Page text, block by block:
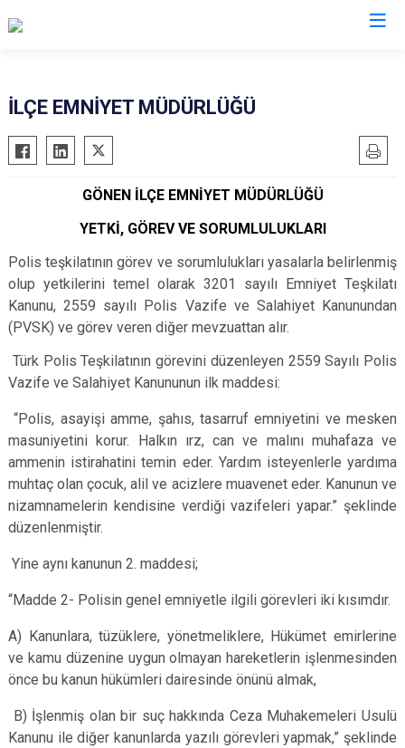
Ayvalık
Balya
Burhaniye
Dursunbey
Edremit
Erdek
Gömeç
Kepsut
Manyas
Marmara
Savaştepe
Sındırgı
Karesi
İLÇE EMNİYET MÜDÜRLÜĞÜ
GÖNEN İLÇE EMNİYET MÜDÜRLÜĞÜ
YETKİ, GÖREV VE SORUMLULUKLARI
Polis teşkilatının görev ve sorumlulukları yasalarla belirlenmiş
olup yetkilerini temel olarak 3201 sayılı Emniyet Teşkilatı
Kanunu, 2559 sayılı Polis Vazife ve Salahiyet Kanunundan
(PVSK) ve görev veren diğer mevzuattan alır.
Türk Polis Teşkilatının görevini düzenleyen 2559 Sayılı Polis
Vazife ve Salahiyet Kanununun ilk maddesi:
“Polis, asayişi amme, şahıs, tasarruf emniyetini ve mesken
masuniyetini korur. Halkın ırz, can ve malını muhafaza ve
ammenin istirahatini temin eder. Yardım isteyenlerle yardıma
muhtaç olan çocuk, alil ve acizlere muavenet eder. Kanunun ve
nizamnamelerin kendisine verdiği vazifeleri yapar.” şeklinde
düzenlenmiştir.
Yine aynı kanunun 2. maddesi;
“Madde 2- Polisin genel emniyetle ilgili görevleri iki kısımdır.
A) Kanunlara, tüzüklere, yönetmeliklere, Hükümet emirlerine
ve kamu düzenine uygun olmayan hareketlerin işlenmesinden
önce bu kanun hükümleri dairesinde önünü almak,
B) İşlenmiş olan bir suç hakkında Ceza Muhakemeleri Usulü
Kanunu ile diğer kanunlarda yazılı görevleri yapmak,” şeklinde